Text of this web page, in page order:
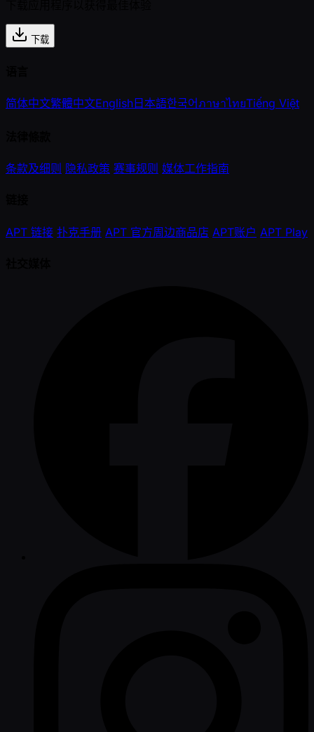
下载
简体中文繁體中文English 日本語한국어ภาษาไทยTiếng Việt
条款及细则 隐私政策 赛事规则 媒体工作指南
APT 链接 扑克手册 APT 官方周边商品店 APT账户 APT Play